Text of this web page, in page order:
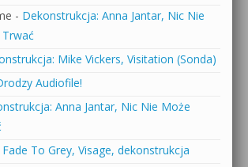
- Dekonstrukcja: Anna Jantar, Nic Nie
Mike Vickers, Visitation (Sonda)
Audiofile!
Anna Jantar, Nic Nie Może
Fade To Grey, Visage, dekonstrukcja